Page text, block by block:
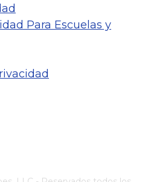
Para Escuelas y